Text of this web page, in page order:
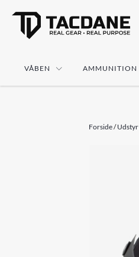
VÅBEN AMMUNITION
Forside/Udstyr